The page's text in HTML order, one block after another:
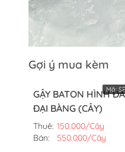
Gợi ý mua kèm
GẬY BATON HÌNH
ĐẠI BÀNG (CÂY)
Thuê: 150.000/Cây
Bán:
550.000/Cây
Mã: